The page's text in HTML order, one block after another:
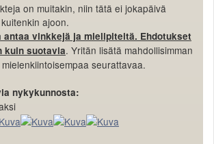
on muitakin, niin tätä ei jokapäivä
ajoon.
antaa vinkkejä ja mielipiteitä. Ehdotukset
kuin suotavia. Yritän lisätä mahdollisimman
seurattavaa.
nykykunnosta: